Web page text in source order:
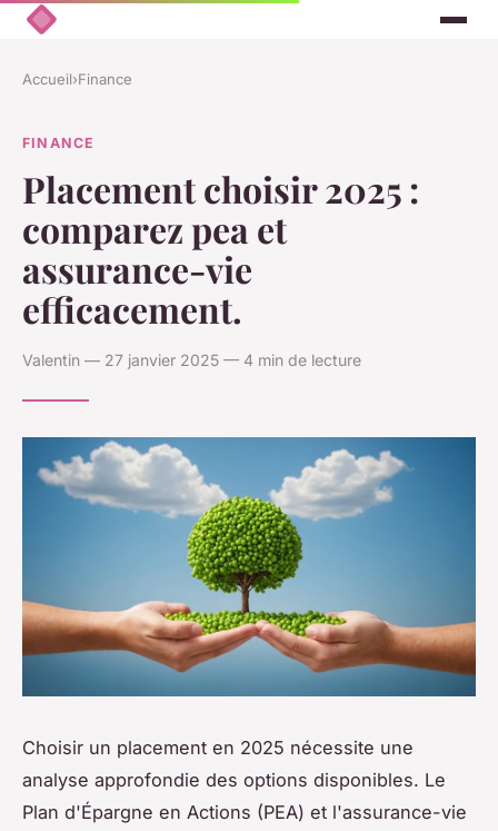
Accueil›Finance
FINANCE
Placement choisir 2025 :
comparez pea et
assurance-vie
efficacement.
Valentin — 27 janvier 2025 — 4 min de lecture
Choisir un placement en 2025 nécessite une
analyse approfondie des options disponibles. Le
Plan d'Épargne en Actions (PEA) et l'assurance-vie